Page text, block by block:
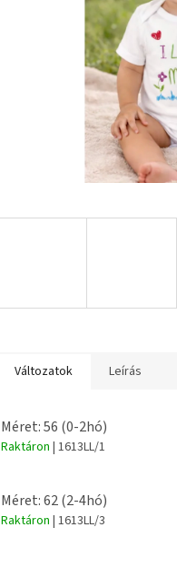
Változatok Leírás
Méret: 56 (0-2hó)
Raktáron | 1613LL/1
Méret: 62 (2-4hó)
Raktáron | 1613LL/3